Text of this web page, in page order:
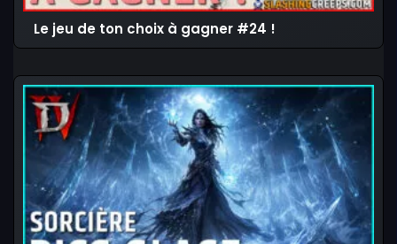
Le jeu de ton choix à gagner #24 !